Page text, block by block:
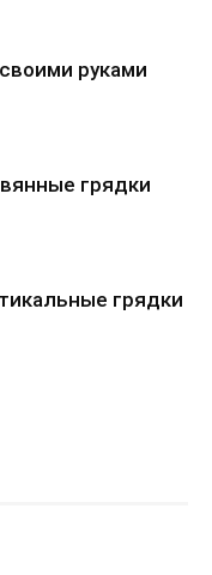
руками
грядки
грядки